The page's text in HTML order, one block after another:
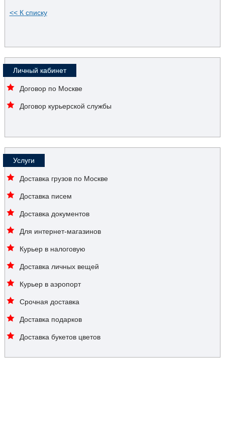
<< К списку
Личный кабинет
Договор по Москве
Договор курьерской службы
Услуги
Доставка грузов по Москве
Доставка писем
Доставка документов
Для интернет-магазинов
Курьер в налоговую
Доставка личных вещей
Курьер в аэропорт
Срочная доставка
Доставка подарков
Доставка букетов цветов